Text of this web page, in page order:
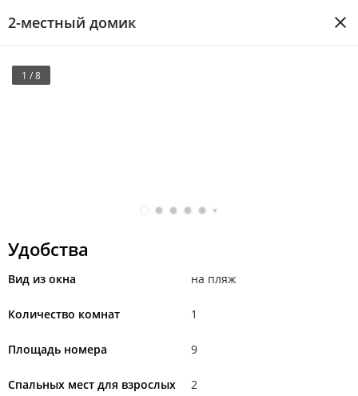
2-местный домик
1 / 8
Удобства
Вид из окна на пляж
Количество комнат 1
Площадь номера 9
Спальных мест для взрослых 2